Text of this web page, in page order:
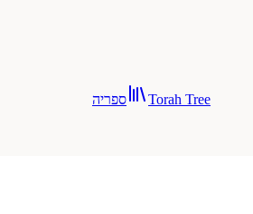
Torah Tree ספריה